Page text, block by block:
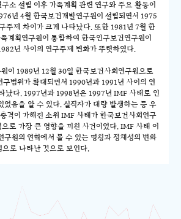
소 설립 이후 가족계획 관련 연구와 주요 활동이
년 4월 한국보건개발연구원이 설립되면서 1975
주제 차이가 크게 나타났다. 또한 1981년 7월 한
계획연구원이 통합하여 한국인구보건연구원이
년 사이의 연구주제 변화가 뚜렷하였다.
이 1989년 12월 30일 한국보건사회연구원으로
구범위가 확대되면서 1990년과 1991년 사이의 연
났다. 1997년과 1998년은 1997년 IMF 사태로 인
었음을 알 수 있다. 실직자가 대량 발생하는 등 우
격이 가해진 소위 IMF 사태가 한국보건사회연구
로 가장 큰 영향을 끼친 사건이었다. IMF 사태 이
구원의 연혁에서 볼 수 있는 명칭과 정체성의 변화
으로 나타난 것으로 보인다.